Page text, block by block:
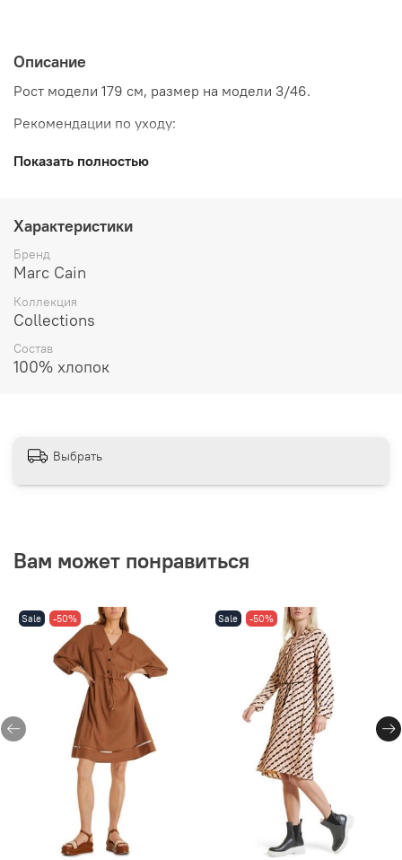
Описание
Рост модели 179 см, размер на модели 3/46.
Рекомендации по уходу:
Стирка при 30°С (средство для шерсти)
Аккуратно очистите перхлорэтиленом
Показать полностью
Характеристики
Бренд
Marc Cain
Коллекция
Collections
Состав
100% хлопок
Выбрать
Вам может понравиться
Sale -50% Sale -50%